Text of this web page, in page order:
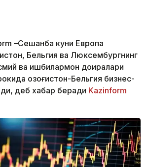
–Сешанба куни Европа
Бельгия ва Люксембургнинг
ва ишбилармон доиралари
Қозоғистон-Бельгия бизнес-
деб хабар беради Kazinform